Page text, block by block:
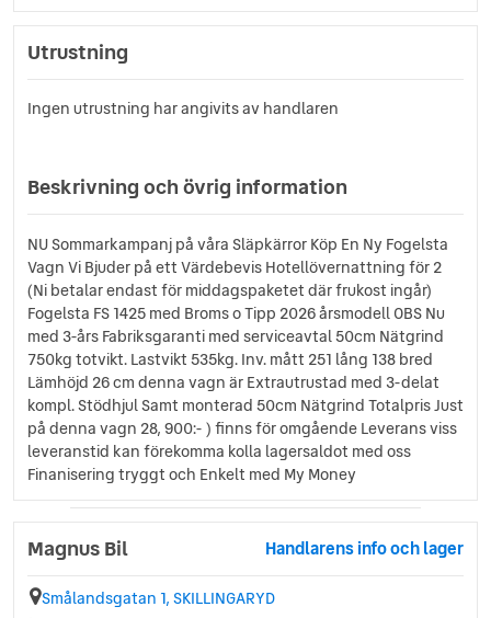
Utrustning
Ingen utrustning har angivits av handlaren
Beskrivning och övrig information
NU Sommarkampanj på våra Släpkärror Köp En Ny Fogelsta
Vagn Vi Bjuder på ett Värdebevis Hotellövernattning för 2
(Ni betalar endast för middagspaketet där frukost ingår)
Fogelsta FS 1425 med Broms o Tipp 2026 årsmodell OBS Nu
med 3-års Fabriksgaranti med serviceavtal 50cm Nätgrind
750kg totvikt. Lastvikt 535kg. Inv. mått 251 lång 138 bred
Lämhöjd 26 cm denna vagn är Extrautrustad med 3-delat
kompl. Stödhjul Samt monterad 50cm Nätgrind Totalpris Just
på denna vagn 28, 900:- ) finns för omgående Leverans viss
leveranstid kan förekomma kolla lagersaldot med oss
Finanisering tryggt och Enkelt med My Money
Magnus Bil Handlarens info och lager
Smålandsgatan 1, SKILLINGARYD